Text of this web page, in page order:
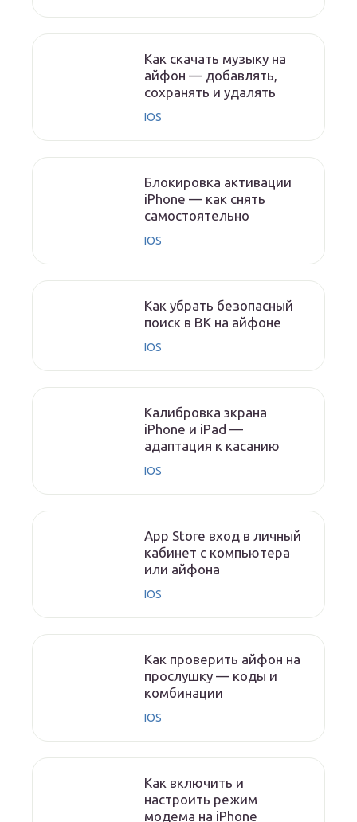
Как скачать музыку на
айфон — добавлять,
сохранять и удалять
IOS
Блокировка активации
iPhone — как снять
самостоятельно
IOS
Как убрать безопасный
поиск в ВК на айфоне
IOS
Калибровка экрана
iPhone и iPad —
адаптация к касанию
IOS
App Store вход в личный
кабинет с компьютера
или айфона
IOS
Как проверить айфон на
прослушку — коды и
комбинации
IOS
Как включить и
настроить режим
модема на iPhone